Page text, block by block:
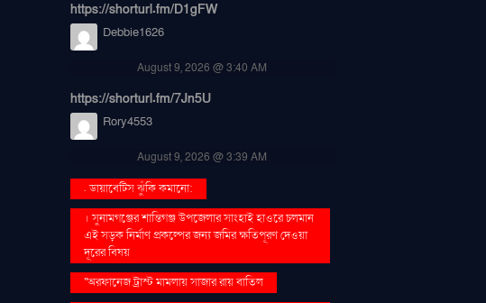
https://shorturl.fm/D1gFW
Debbie1626
August 9, 2026 @ 3:40 AM
https://shorturl.fm/7Jn5U
Rory4553
August 9, 2026 @ 3:39 AM
. ডায়াবেটিস ঝুঁকি কমানো:
। সুনামগঞ্জের শান্তিগঞ্জ উপজেলার সাংহাই হাওরে চলমান
এই সড়ক নির্মাণ প্রকল্পের জন্য জমির ক্ষতিপূরণ দেওয়া
দূরের বিষয়
''অরফানেজ ট্রাস্ট মামলায় সাজার রায় বাতিল